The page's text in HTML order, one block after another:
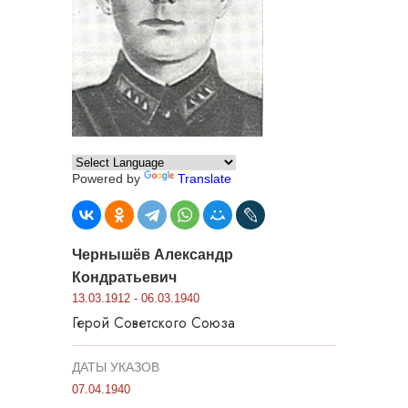
Powered by Translate
Чернышёв Александр
Кондратьевич
13.03.1912 - 06.03.1940
Герой Советского Союза
ДАТЫ УКАЗОВ
07.04.1940